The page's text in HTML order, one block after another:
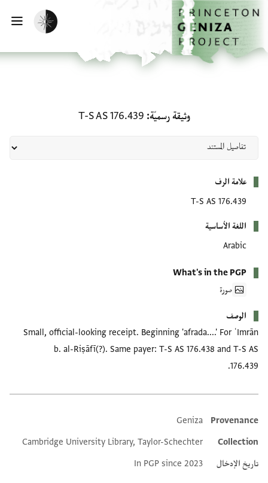
إلى المحتوى الرئيسي
الرئيسية
تفعيل الوضع المظلم
وثيقة رسميّة T-S AS 176.439
علامة الرف
T-S AS 176.439
اللغة الأساسية
Arabic
What's in the PGP
صورة
الوصف
Small, official-looking receipt. Beginning 'afrada....' For ʿImrān
b. al-Riṣāfī(?). Same payer: T-S AS 176.438 and T-S AS
176.439.
Additional metadata
Provenance
Geniza
Collection
Cambridge University Library, Taylor-Schechter
تاريخ الإدخال
In PGP since 2023